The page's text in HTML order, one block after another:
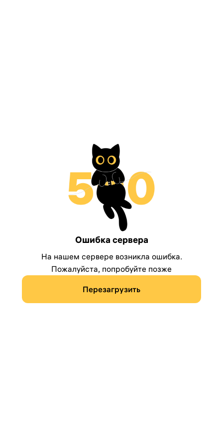
Ошибка сервера
На нашем сервере возникла ошибка.
Пожалуйста, попробуйте позже
Перезагрузить